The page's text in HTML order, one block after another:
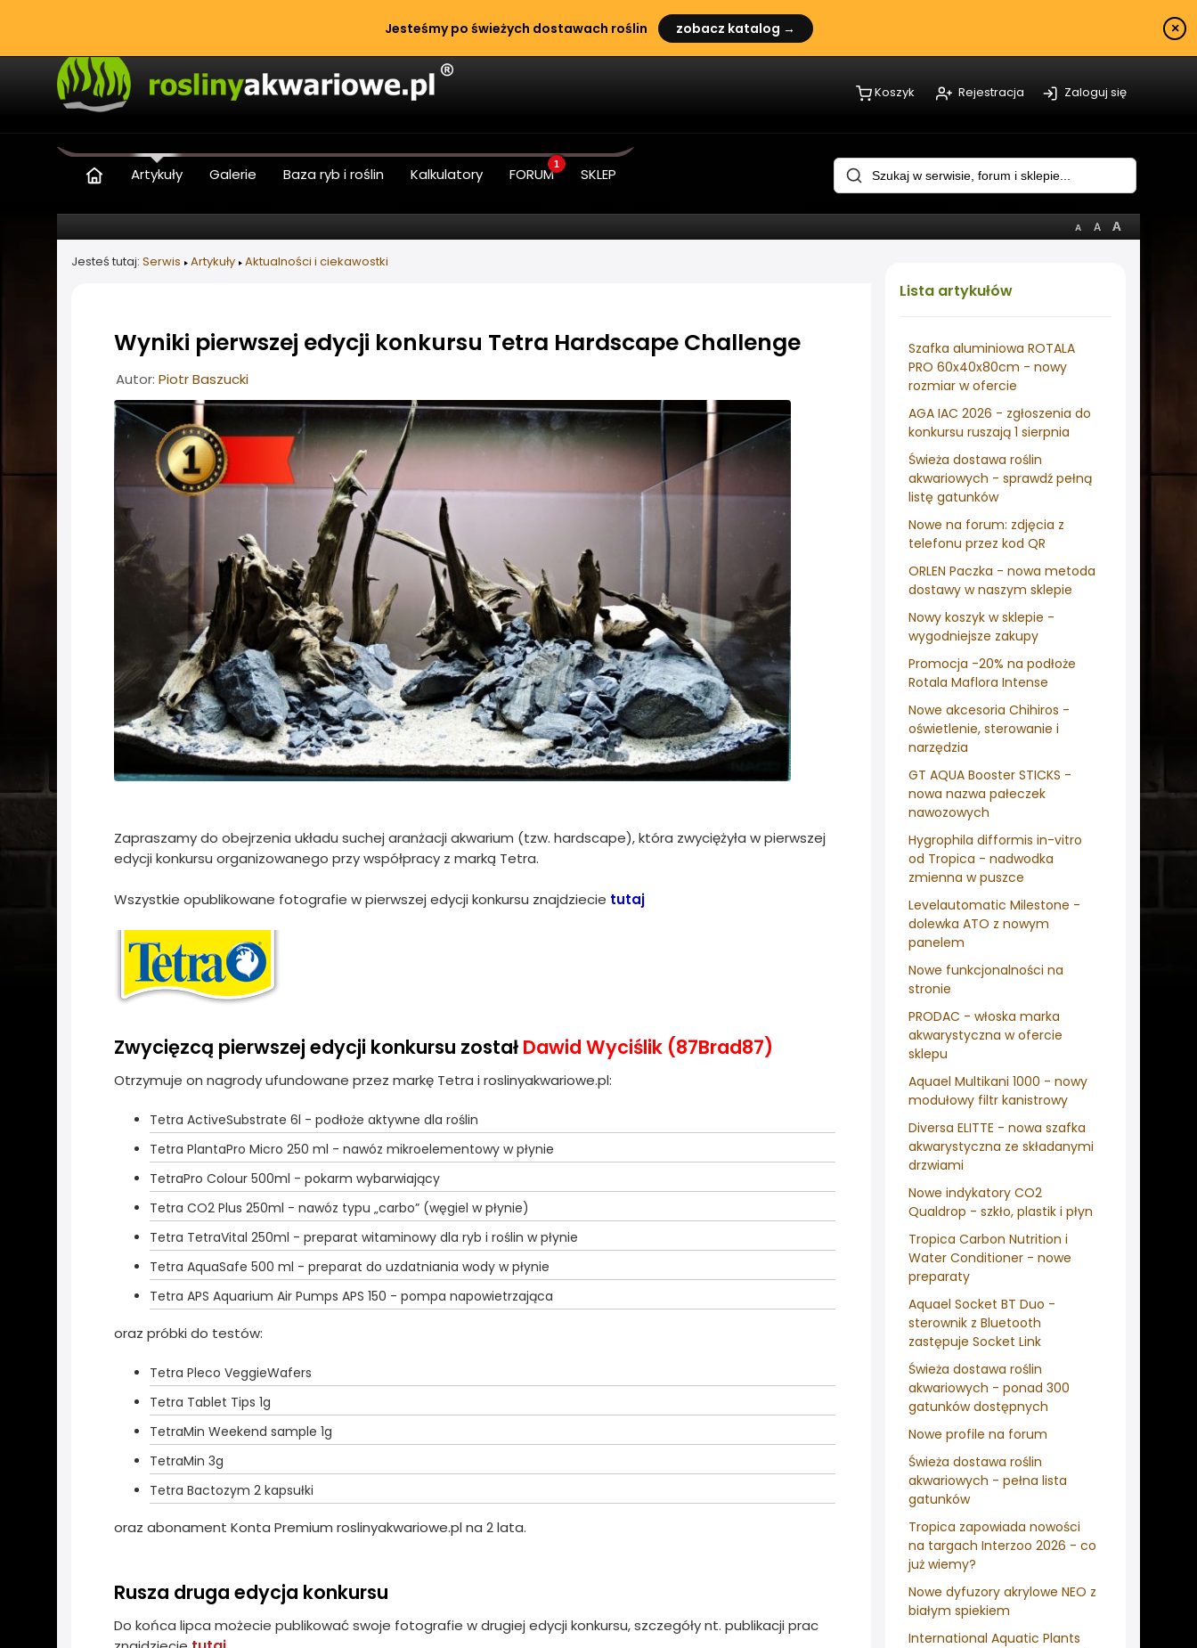
Jesteśmy po świeżych dostawach roślin zobacz katalog → ×
Koszyk Rejestracja Zaloguj się
Artykuły Galerie Baza ryb i roślin Kalkulatory FORUM
1
SKLEP
Lista artykułów
Szafka aluminiowa ROTALA
PRO 60x40x80cm - nowy
rozmiar w ofercie
AGA IAC 2026 - zgłoszenia do
konkursu ruszają 1 sierpnia
Świeża dostawa roślin
akwariowych - sprawdź pełną
listę gatunków
Nowe na forum: zdjęcia z
telefonu przez kod QR
ORLEN Paczka - nowa metoda
dostawy w naszym sklepie
Nowy koszyk w sklepie -
wygodniejsze zakupy
Promocja -20% na podłoże
Rotala Maflora Intense
Nowe akcesoria Chihiros -
oświetlenie, sterowanie i
narzędzia
GT AQUA Booster STICKS -
nowa nazwa pałeczek
nawozowych
Hygrophila difformis in-vitro
od Tropica - nadwodka
zmienna w puszce
Levelautomatic Milestone -
dolewka ATO z nowym
panelem
Nowe funkcjonalności na
stronie
PRODAC - włoska marka
akwarystyczna w ofercie
sklepu
Aquael Multikani 1000 - nowy
modułowy filtr kanistrowy
Diversa ELITTE - nowa szafka
akwarystyczna ze składanymi
drzwiami
Nowe indykatory CO2
Qualdrop - szkło, plastik i płyn
Tropica Carbon Nutrition i
Water Conditioner - nowe
preparaty
Aquael Socket BT Duo -
sterownik z Bluetooth
zastępuje Socket Link
Świeża dostawa roślin
akwariowych - ponad 300
gatunków dostępnych
Nowe profile na forum
Świeża dostawa roślin
akwariowych - pełna lista
gatunków
Tropica zapowiada nowości
na targach Interzoo 2026 - co
już wiemy?
Nowe dyfuzory akrylowe NEO z
białym spiekiem
International Aquatic Plants
Jesteś tutaj: Serwis Artykuły Aktualności i ciekawostki
Wyniki pierwszej edycji konkursu Tetra Hardscape Challenge
Informacje o artykule
Autor: Piotr Baszucki
Zapraszamy do obejrzenia układu suchej aranżacji akwarium (tzw. hardscape), która zwyciężyła w pierwszej
edycji konkursu organizowanego przy współpracy z marką Tetra.
Wszystkie opublikowane fotografie w pierwszej edycji konkursu znajdziecie tutaj
Zwycięzcą pierwszej edycji konkursu został Dawid Wyciślik (87Brad87)
Otrzymuje on nagrody ufundowane przez markę Tetra i roslinyakwariowe.pl:
Tetra ActiveSubstrate 6l - podłoże aktywne dla roślin
Tetra PlantaPro Micro 250 ml - nawóz mikroelementowy w płynie
TetraPro Colour 500ml - pokarm wybarwiający
Tetra CO2 Plus 250ml - nawóz typu „carbo” (węgiel w płynie)
Tetra TetraVital 250ml - preparat witaminowy dla ryb i roślin w płynie
Tetra AquaSafe 500 ml - preparat do uzdatniania wody w płynie
Tetra APS Aquarium Air Pumps APS 150 - pompa napowietrzająca
oraz próbki do testów:
Tetra Pleco VeggieWafers
Tetra Tablet Tips 1g
TetraMin Weekend sample 1g
TetraMin 3g
Tetra Bactozym 2 kapsułki
oraz abonament Konta Premium roslinyakwariowe.pl na 2 lata.
Rusza druga edycja konkursu
Do końca lipca możecie publikować swoje fotografie w drugiej edycji konkursu, szczegóły nt. publikacji prac